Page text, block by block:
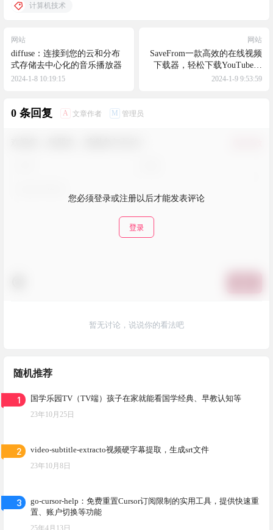
计算机技术
网站
diffuse：连接到您的云和分布
式存储去中心化的音乐播放器
2024-1-8 10:19:15
网站
SaveFrom一款高效的在线视频
下载器，轻松下载YouTube等
视频平台4K视频
2024-1-9 9:53:59
0 条回复 A 文章作者 M 管理员
您必须登录或注册以后才能发表评论
登录
暂无讨论，说说你的看法吧
随机推荐
1 国学乐园TV（TV端）孩子在家就能看国学经典、早教认知等
23年10月25日
2 video-subtitle-extracto视频硬字幕提取，生成srt文件
23年10月8日
3
go-cursor-help：免费重置Cursor订阅限制的实用工具，提供快速重
置、账户切换等功能